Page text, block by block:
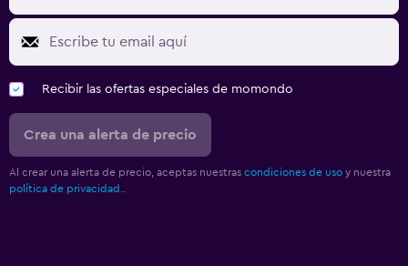
Recibir las ofertas especiales de momondo
Crea una alerta de precio
Al crear una alerta de precio, aceptas nuestras condiciones de uso y nuestra
política de privacidad.